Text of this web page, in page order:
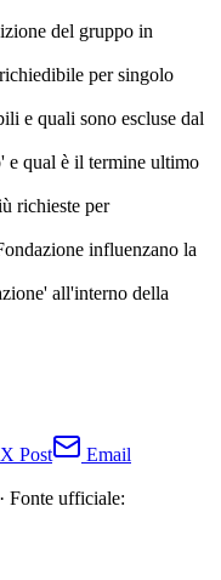
del gruppo in
per singolo
e quali sono escluse dal
e qual è il termine ultimo
richieste per
influenzano la
all'interno della
X Post Email
· Fonte ufficiale: